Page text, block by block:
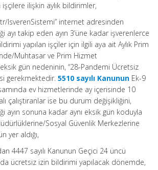
ilişkin aylık bildirimler,
IsverenSistemi” internet adresinden
ayı takip eden ayın 3’üne kadar işverenlerce
yapılan işçiler için ilgili aya ait Aylık Prim
Muhtasar ve Prim Hizmet
gün nedeninin, “28-Pandemi Ücretsiz
gerekmektedir. 5510 sayılı Kanunun Ek-9
ev hizmetlerinde ay içerisinde 10
çalıştıranlar ise bu durum değişikliğini,
ayın sonuna kadar aynı eksik gün koduyla
Sosyal Güvenlik Merkezlerine
yer aldığı,
4447 sayılı Kanunun Geçici 24 üncü
ücretsiz izin bildirimi yapılacak dönemde,